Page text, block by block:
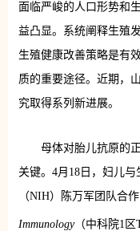
面临严峻的人口形势和
益凸显。系统阐释生殖
生殖健康改善策略是有
质的重要途径。近期，
究取得系列新进展。
母体对胎儿抗原的
关键。4月18日，妇儿
（NIH）陈万军团队合
Immunology（中科院1区